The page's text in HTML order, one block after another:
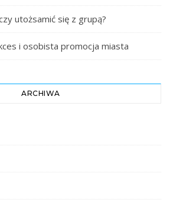
utożsamić się z grupą?
i osobista promocja miasta
ARCHIWA